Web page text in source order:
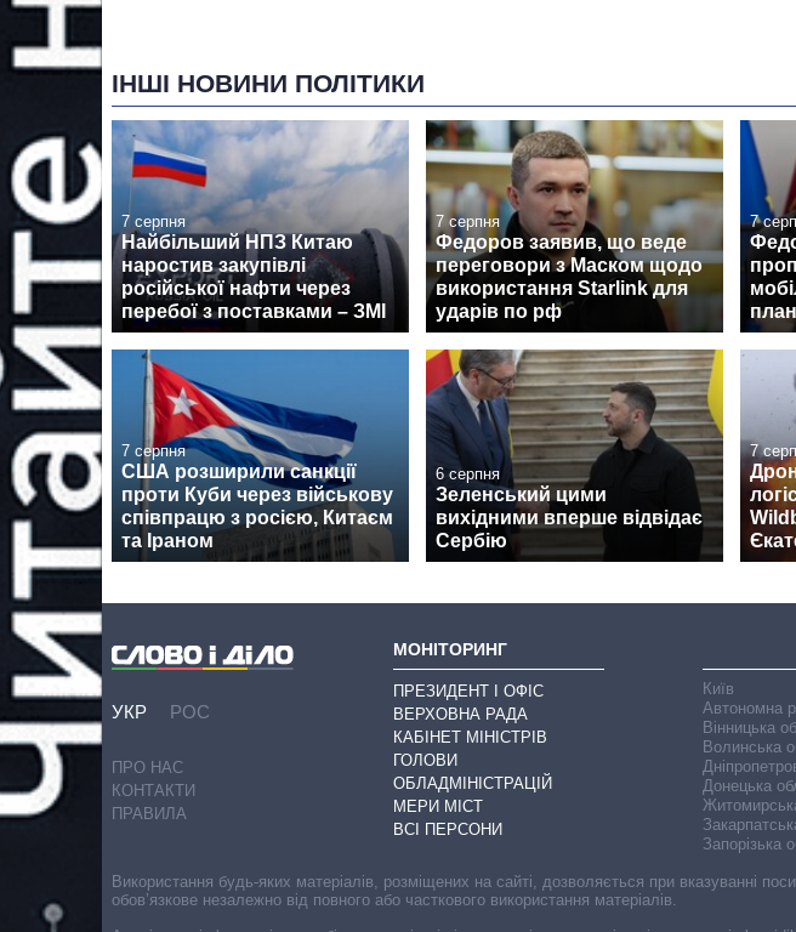
ІНШІ НОВИНИ ПОЛІТИКИ
7 серпня
Найбільший НПЗ Китаю
наростив закупівлі
російської нафти через
перебої з поставками – ЗМІ
7 серпня
Федоров заявив, що веде
переговори з Маском щодо
використання Starlink для
ударів по рф
7
план
7 серпня
США розширили санкції
проти Куби через військову
співпрацю з росією, Китаєм
та Іраном
6 серпня
Зеленський цими
вихідними вперше відвідає
Сербію
7
УКР РОС
ПРО НАС
КОНТАКТИ
ПРАВИЛА
МОНІТОРИНГ
ПРЕЗИДЕНТ І ОФІС
ВЕРХОВНА РАДА
КАБІНЕТ МІНІСТРІВ
ГОЛОВИ
ОБЛАДМІНІСТРАЦІЙ
МЕРИ МІСТ
ВСІ ПЕРСОНИ
Київ
Автономна
Вінницька
Волинська
Донецька
Запорізька
Використання будь-яких матеріалів, розміщених на сайті, дозволяється при вказуванні
обов’язкове незалежно від повного або часткового використання матеріалів.